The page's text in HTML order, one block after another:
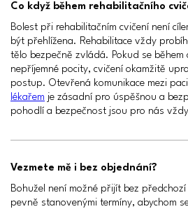
Co když během rehabilitačního
Bolest při rehabilitačním cvičení není
být přehlížena. Rehabilitace vždy
tělo bezpečně zvládá. Pokud se během
nepříjemné pocity, cvičení okamžitě
postup. Otevřená komunikace mezi
lékařem je zásadní pro úspěšnou a
pohodlí a bezpečnost jsou pro nás
Vezmete mě i bez objednání?
Bohužel není možné přijít bez předchozí
pevně stanovenými termíny, abychom